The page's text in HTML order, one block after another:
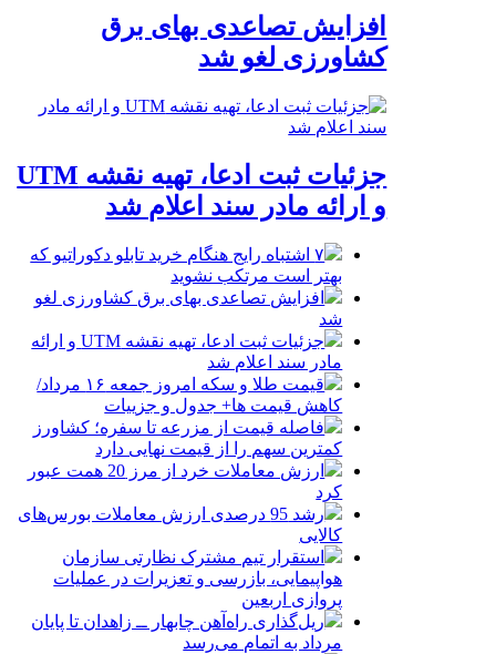
افزایش تصاعدی بهای برق
کشاورزی لغو شد
جزئیات ثبت ادعا، تهیه نقشه UTM
و ارائه مادر سند اعلام شد
۷ اشتباه رایج هنگام خرید تابلو دکوراتیو که
بهتر است مرتکب نشوید
افزایش تصاعدی بهای برق کشاورزی لغو
شد
جزئیات ثبت ادعا، تهیه نقشه UTM و ارائه
مادر سند اعلام شد
قیمت طلا و سکه امروز جمعه ۱۶ مرداد/
کاهش قیمت ها+ جدول و جزییات
فاصله قیمت از مزرعه تا سفره؛ کشاورز
کمترین سهم را از قیمت نهایی دارد
ارزش معاملات خرد از مرز 20 همت عبور
کرد
رشد 95 درصدی ارزش معاملات بورس‌های
کالایی
استقرار تیم مشترک نظارتی سازمان
هواپیمایی، بازرسی و تعزیرات در عملیات
پروازی اربعین
ریل‌گذاری راه‌آهن چابهار ــ زاهدان تا پایان
مرداد به اتمام می‌رسد